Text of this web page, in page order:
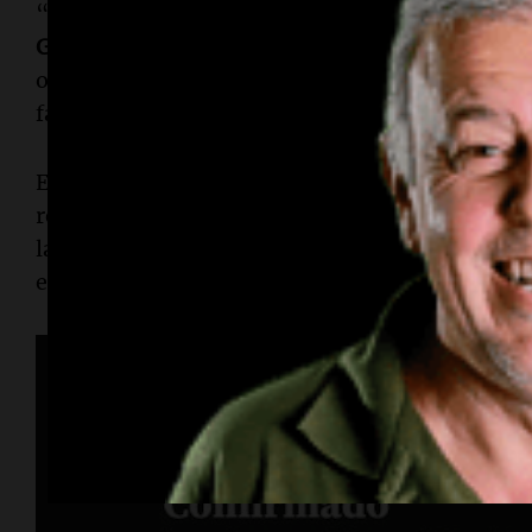
“La despedida al va a ser este domingo 7
Gatica
, a partir de las 11 y hasta que haga falta,
oportunidad de decirle adiós”, señalaron en el
familia.
En el mismo comunicado pidieron que la
respeto y recogimiento. “Su cuerpo estará allí.
las que primará el respeto: por él, por sus
expresaron.